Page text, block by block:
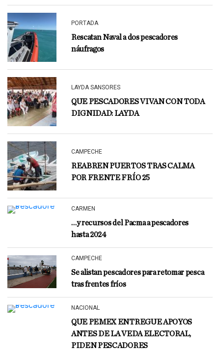
PORTADA
Rescatan Naval a dos pescadores
náufragos
LAYDA SANSORES
QUE PESCADORES VIVAN CON TODA
DIGNIDAD: LAYDA
CAMPECHE
REABREN PUERTOS TRAS CALMA
POR FRENTE FRÍO 25
CARMEN
…y recursos del Pacma a pescadores
hasta 2024
CAMPECHE
Se alistan pescadores para retomar pesca
tras frentes fríos
NACIONAL
QUE PEMEX ENTREGUE APOYOS
ANTES DE LA VEDA ELECTORAL,
PIDEN PESCADORES